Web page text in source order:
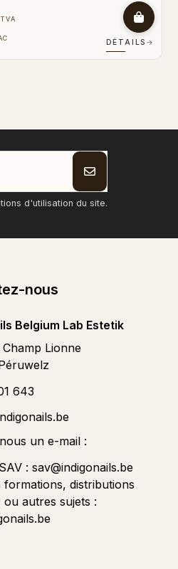
DÉTAILS →
d'utilisation du site.
nous
Belgium Lab Estetik
Lionne
643
un e-mail :
: sav@indigonails.be
distributions
ou autres sujets :